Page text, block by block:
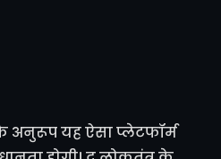
अनुरूप यह ऐसा प्लेटफॉर्म